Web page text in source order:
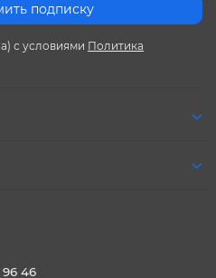
подписку
с условиями Политика
46